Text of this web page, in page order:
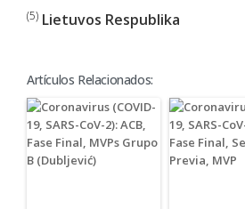
(5) Lietuvos Respublika
Artículos Relacionados: